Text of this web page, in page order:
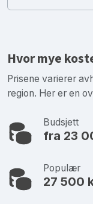
Hvor mye
Prisene varierer
region. Her er en
Budsjett
fra 23
Populær
27 500